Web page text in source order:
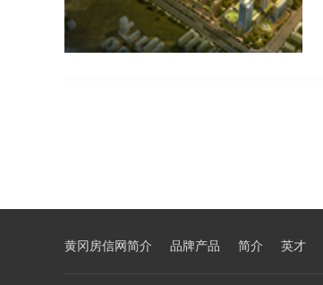
黄冈房信网简介 品牌产品 简介 英才